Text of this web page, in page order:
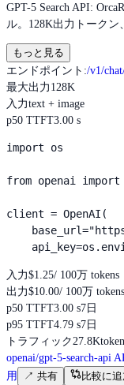
GPT-5 Search API:
ル。128K出力トークン
もっと見る
エンドポイント :/v1/
最大出力 128K
入力text + image
p50 TTFT3.00 s
import os
from openai import
client = OpenAI(
入力$1.25/ 100万 tokens
出力$10.00/ 100万 tokens
p50 TTFT3.00 s7日
p95 TTFT4.79 s7日
トラフィック 27.8K
openai/gpt-5-search-api
用
↗ 共有
比較に追